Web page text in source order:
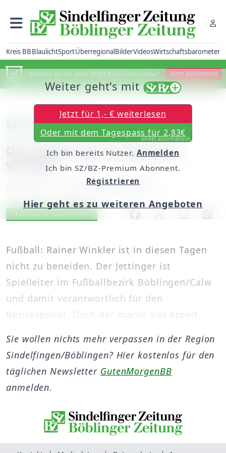
Kreis BBBlaulichtSportÜberregionalBilderVideosWirtschaftsbarometer
Machen Sie mit beim SZ/BZ-Bürgerbarometer! Jetzt abstimmen
Sport-Kommentar
Der Pokal muss reformiert
werden
Samstag, 16. August 2008, 00:00 Uhr
Artikel vorlesen
Exklusiv für Abonnenten
Fußball: Rainer Winkler ist in diesen Tagen
nicht zu beneiden. Der Jettinger ist
Spielleiter im Fußballbezirk Böblingen/Calw
und damit verantwortlich für den
Bezirkspokal. Doch der macht viel Arbeit. ...
Weiter geht's mit
Jetzt für 1,- € weiterlesen
Oder mit dem Tagespass für 2,83€
endet automatisch
Ich bin bereits Nutzer. Anmelden
Ich bin SZ/BZ-Premium Abonnent.
Registrieren
Hier geht es zu weiteren Angeboten
Sie wollen nichts mehr verpassen in der Region
Sindelfingen/Böblingen? Hier kostenlos für den
täglichen Newsletter GutenMorgenBB
anmelden.